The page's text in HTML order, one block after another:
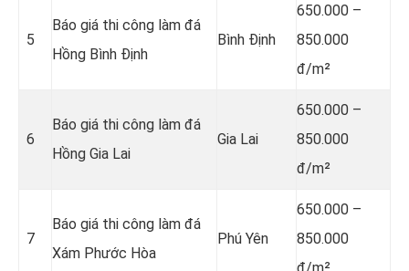
5
Báo giá thi công làm đá
Hồng Bình Định
Bình Định
650.000 –
850.000
đ/m²
6
Báo giá thi công làm đá
Hồng Gia Lai
Gia Lai
650.000 –
850.000
đ/m²
7
Báo giá thi công làm đá
Xám Phước Hòa
Phú Yên
650.000 –
850.000
đ/m²